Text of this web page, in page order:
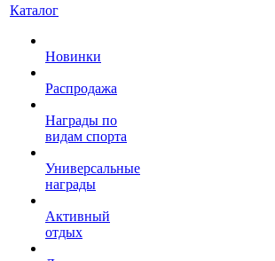
Каталог
Новинки
Распродажа
Награды по
видам спорта
Универсальные
награды
Активный
отдых